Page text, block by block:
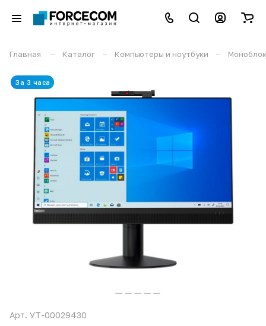
Главная – Каталог – Компьютеры и ноутбуки –
За 3 часа
Арт. УТ-00029430